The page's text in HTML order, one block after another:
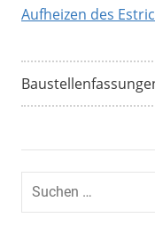
Aufheizen des